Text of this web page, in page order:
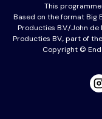
This
Based on the format Big
Producties B.V./John
Producties BV., part of
Copyright ©